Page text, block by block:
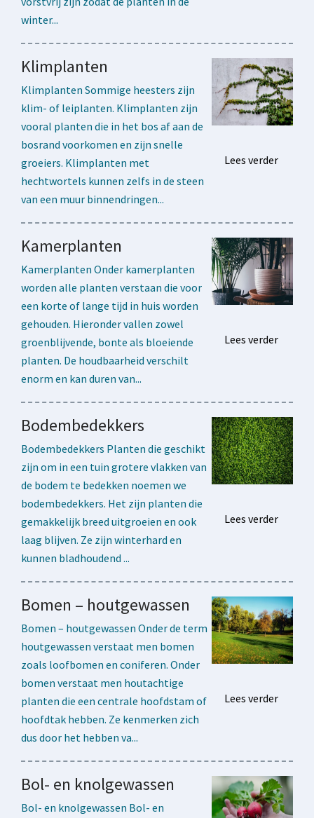
winter...
Klimplanten
Klimplanten Sommige heesters zijn
klim- of leiplanten. Klimplanten zijn
vooral planten die in het bos af aan de
bosrand voorkomen en zijn snelle
groeiers. Klimplanten met
hechtwortels kunnen zelfs in de steen
van een muur binnendringen...
Lees verder
Kamerplanten
Kamerplanten Onder kamerplanten
worden alle planten verstaan die voor
een korte of lange tijd in huis worden
gehouden. Hieronder vallen zowel
groenblijvende, bonte als bloeiende
planten. De houdbaarheid verschilt
enorm en kan duren van...
Lees verder
Bodembedekkers
Bodembedekkers Planten die geschikt
zijn om in een tuin grotere vlakken van
de bodem te bedekken noemen we
bodembedekkers. Het zijn planten die
gemakkelijk breed uitgroeien en ook
laag blijven. Ze zijn winterhard en
kunnen bladhoudend ...
Lees verder
Bomen – houtgewassen
Bomen – houtgewassen Onder de term
houtgewassen verstaat men bomen
zoals loofbomen en coniferen. Onder
bomen verstaat men houtachtige
planten die een centrale hoofdstam of
hoofdtak hebben. Ze kenmerken zich
dus door het hebben va...
Lees verder
Bol- en knolgewassen
Bol- en knolgewassen Bol- en